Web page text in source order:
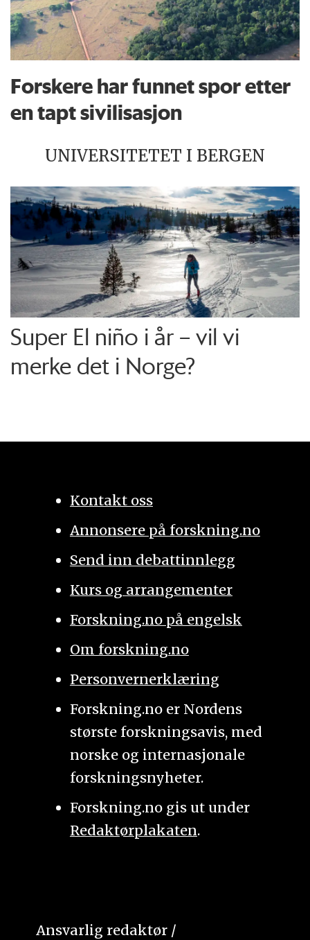
Forskere har funnet spor etter
en tapt sivilisasjon
UNIVERSITETET I BERGEN
Super El niño i år – vil vi
merke det i Norge?
Kontakt oss
Annonsere på forskning.no
Send inn debattinnlegg
Kurs og arrangementer
Forskning.no på engelsk
Om forskning.no
Personvernerklæring
Forskning.no er Nordens
største forskningsavis, med
norske og internasjonale
forskningsnyheter.
Forskning.no gis ut under
Redaktørplakaten.
Ansvarlig redaktør /